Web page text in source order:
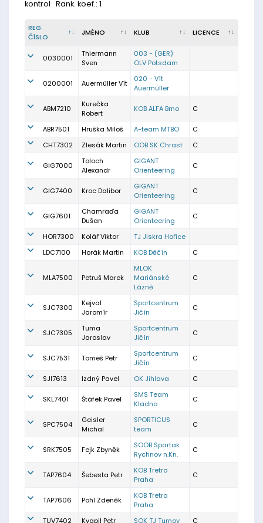
kontrol Rank. koef.: 1
REG.
ČÍSLO
JMÉNO KLUB LICENCE
0030001
Thiermann
Sven
003 - (GER)
OLV Potsdam
0200001 Auermüller Vít
020 - Vít
Auermüller
ABM7210
Kurečka
Robert
KOB ALFA Brno C
ABR7501 Hruška Miloš A-team MTBO
C
CHT7302
Zlesák Martin OOB SK Chrast C
GIG7000
Toloch
Alexandr
GIGANT
Orienteering
C
GIG7400 Kroc Dalibor
GIGANT
Orienteering
C
GIG7601
Chamraďa
Dušan
GIGANT
Orienteering
C
HOR7300 Kolář Viktor
TJ Jiskra Hořice
LDC7100
Horák Martin KOB Děčín C
MLA7500 Petruš Marek
MLOK
Mariánské
Lázně
C
SJC7300
Kejval
Jaromír
Sportcentrum
Jičín
C
SJC7305
Tuma
Jaroslav
Sportcentrum
Jičín
C
SJC7531 Tomeš Petr
Sportcentrum
Jičín
C
SJI7613 Izdný Pavel OK Jihlava C
SKL7401 Štáfek Pavel
SMS Team
Kladno
C
SPC7504
Geisler
Michal
SPORTICUS
team
C
SRK7505 Fejk Zbyněk
SOOB Spartak
Rychnov n.Kn.
C
TAP7604 Šebesta Petr
KOB Tretra
Praha
C
TAP7606 Pohl Zdeněk
KOB Tretra
Praha
TUV7402
Kvapil Petr SOK TJ Turnov C